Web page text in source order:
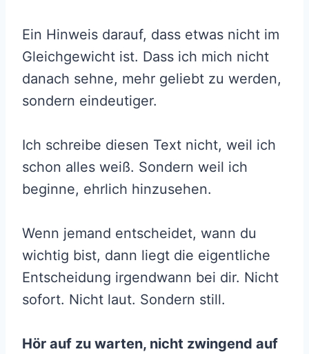
Ein Hinweis darauf, dass etwas nicht im
Gleichgewicht ist. Dass ich mich nicht
danach sehne, mehr geliebt zu werden,
sondern eindeutiger.
Ich schreibe diesen Text nicht, weil ich
schon alles weiß. Sondern weil ich
beginne, ehrlich hinzusehen.
Wenn jemand entscheidet, wann du
wichtig bist, dann liegt die eigentliche
Entscheidung irgendwann bei dir. Nicht
sofort. Nicht laut. Sondern still.
Hör auf zu warten, nicht zwingend auf